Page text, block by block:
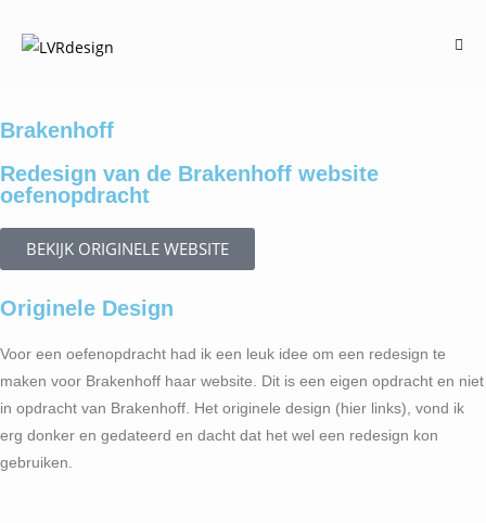
Brakenhoff
Redesign van de Brakenhoff website
oefenopdracht
BEKIJK ORIGINELE WEBSITE
Originele Design
Voor een oefenopdracht had ik een leuk idee om een redesign te
maken voor Brakenhoff haar website. Dit is een eigen opdracht en niet
in opdracht van Brakenhoff. Het originele design (hier links), vond ik
erg donker en gedateerd en dacht dat het wel een redesign kon
gebruiken.